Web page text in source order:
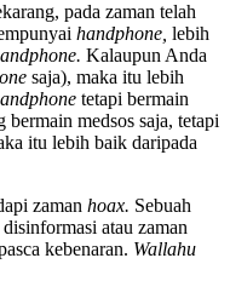
pada zaman telah
handphone, lebih
Kalaupun Anda
saja), maka itu lebih
tetapi bermain
medsos saja, tetapi
itu lebih baik daripada
zaman hoax. Sebuah
atau zaman
kebenaran. Wallahu